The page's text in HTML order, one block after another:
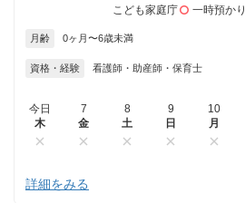
こども家庭庁 一時預かり
月齢 0ヶ月〜6歳未満
資格・経験 看護師・助産師・保育士
今日
木
7
金
8
土
9
日
10
月
詳細をみる